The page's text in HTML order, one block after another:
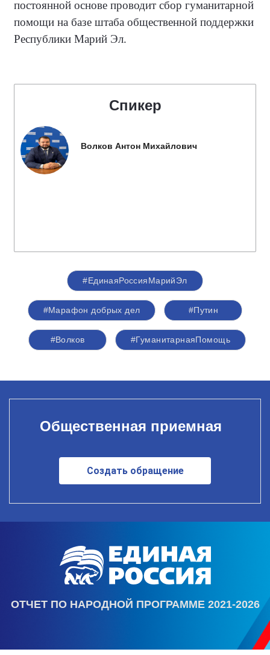
постоянной основе проводит сбор гуманитарной
помощи на базе штаба общественной поддержки
Республики Марий Эл.
Спикер
Волков Антон Михайлович
#ЕдинаяРоссияМарийЭл
#Марафон добрых дел #Путин
#Волков #ГуманитарнаяПомощь
Общественная приемная
Создать обращение
ОТЧЕТ ПО НАРОДНОЙ ПРОГРАММЕ 2021-2026